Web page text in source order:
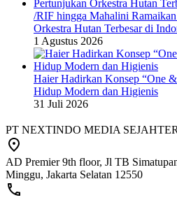
/RIF hingga Mahalini
Orkestra Hutan Terbesar di
1 Agustus 2026
Haier Hadirkan Konsep “One
Hidup Modern dan Higienis
31 Juli 2026
PT NEXTINDO MEDIA
AD Premier 9th floor, Jl TB
Minggu, Jakarta Selatan 12550